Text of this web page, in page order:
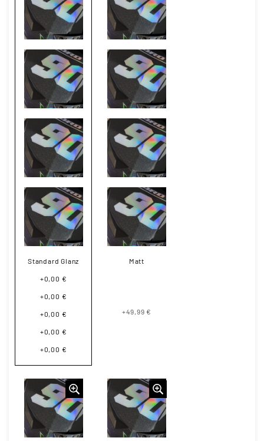
Standard Glanz
+0,00 €
+0,00 €
+0,00 €
+0,00 €
+0,00 €
Matt
+49,99 €